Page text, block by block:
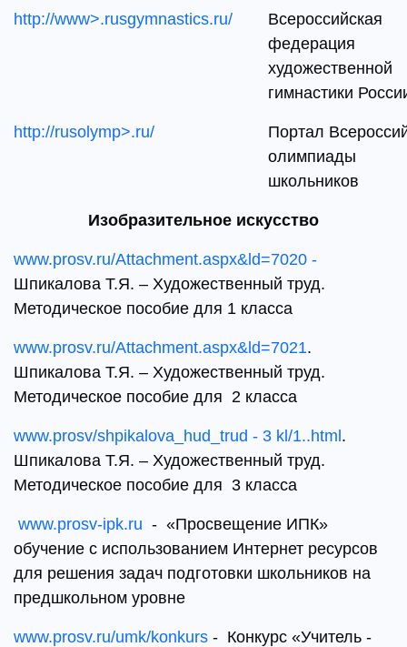
http://www>.rusgymnastics.ru/
Всероссийская
федерация
художественной
гимнастики
http://rusolymp>.ru/
Портал
олимпиады
школьников
Изобразительное искусство
www.prosv.ru/Attachment.aspx&ld=7020 -
Шпикалова Т.Я. – Художественный труд.
Методическое пособие для 1 класса
www.prosv.ru/Attachment.aspx&ld=7021.
Шпикалова Т.Я. – Художественный труд.
Методическое пособие для 2 класса
www.prosv/shpikalova_hud_trud - 3 kl/1..html.
Шпикалова Т.Я. – Художественный труд.
Методическое пособие для 3 класса
www.prosv-ipk.ru - «Просвещение ИПК»
обучение с использованием Интернет ресурсов
для решения задач подготовки школьников на
предшкольном уровне
www.prosv.ru/umk/konkurs - Конкурс «Учитель -